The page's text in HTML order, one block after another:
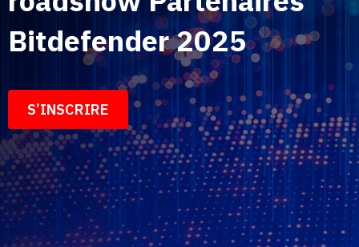
Bitdefender 2025
S’INSCRIRE